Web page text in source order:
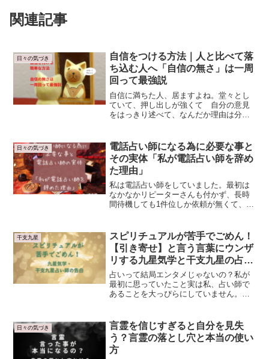
関連記事
日々の気づき
自信をつける方法｜人と比べて落
ち込む人へ「自信の無さ」は一周
回って最強説
自信に満ちた人、居ますよね。堂々とし
ていて、押し出しが強くて 自分の意見
をはっきり述べて、なんだか理由は分か
を持つ事が出来ませんでした。「他の人
は出来ても自分には無理だ...
日々の気づき
電話占い師になる為に必要な事と
その実体「私が電話占い師を辞め
た理由」
私は電話占い師をしていました。最初は
なかなかリピーターさんも付かず、長時
間待機しても1件位しか依頼が無くて、虚
て、辞めた当時の収入は新卒の大学生の
年収くらいでしたから、...
干支九星
スピリチュアルが苦手でごめん！
【引き寄せ】と言う言葉にウンザ
リする九星気学と干支九星の占い
師
占いって結局エンタメじゃないの？私が
最初に思っていたこと実は私、占い師で
あることを大っぴらにしていません。も
に何年間も、寝る間も惜しんで勉強して
来た事を馬鹿にされたらヤ...
日々の気づき
言霊を信じすぎると自分を見失
う？言霊の落とし穴と本当の使い
方